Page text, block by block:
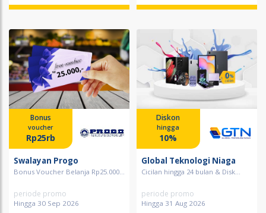
Bonus
voucher
Rp25rb
Swalayan Progo
Bonus Voucher Belanja Rp25.000...
periode promo
Hingga 30 Sep 2026
Diskon
hingga
10%
Global Teknologi Niaga
Cicilan hingga 24 bulan & Disk...
periode promo
Hingga 31 Aug 2026